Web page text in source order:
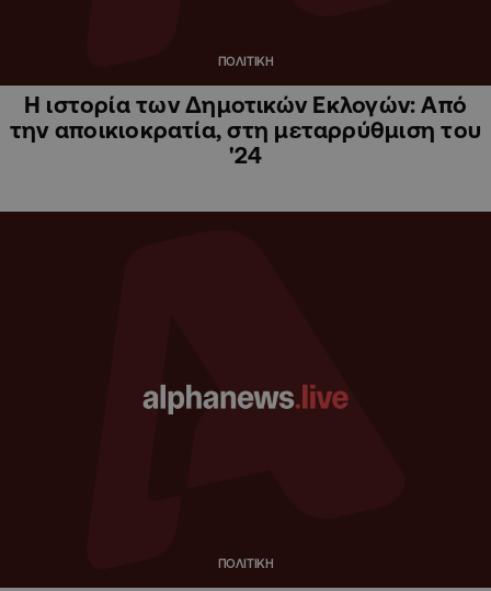
ΠΟΛΙΤΙΚΗ
Η ιστορία των Δημοτικών Εκλογών: Από
την αποικιοκρατία, στη μεταρρύθμιση του
'24
ΠΟΛΙΤΙΚΗ